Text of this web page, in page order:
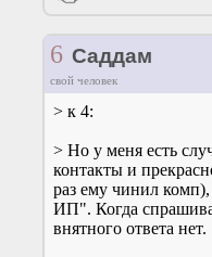
6 Саддам
свой человек
> к 4:
> Но у меня есть
контакты и
раз ему чинил
ИП". Когда
внятного ответа нет.